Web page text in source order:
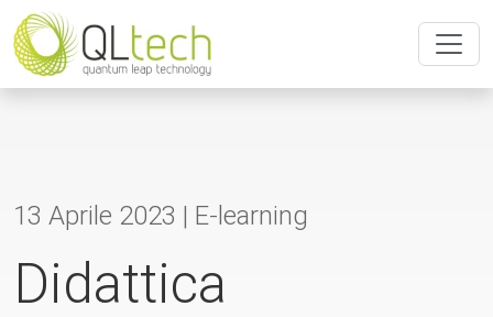
13 Aprile 2023 | E-learning
Didattica